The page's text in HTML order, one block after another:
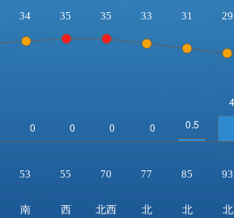
34 35 35 33 31 29
53 55 70 77 85 93
南 西 北西 北 北 北